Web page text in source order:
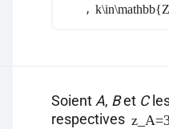
,
Soient A, Bet C
respectives